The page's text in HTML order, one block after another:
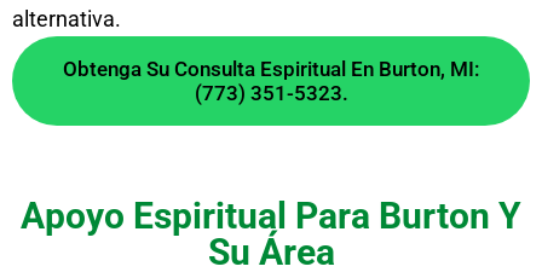
alternativa.
Obtenga Su Consulta Espiritual En Burton, MI:
(773) 351-5323.
Apoyo Espiritual Para Burton Y
Su Área